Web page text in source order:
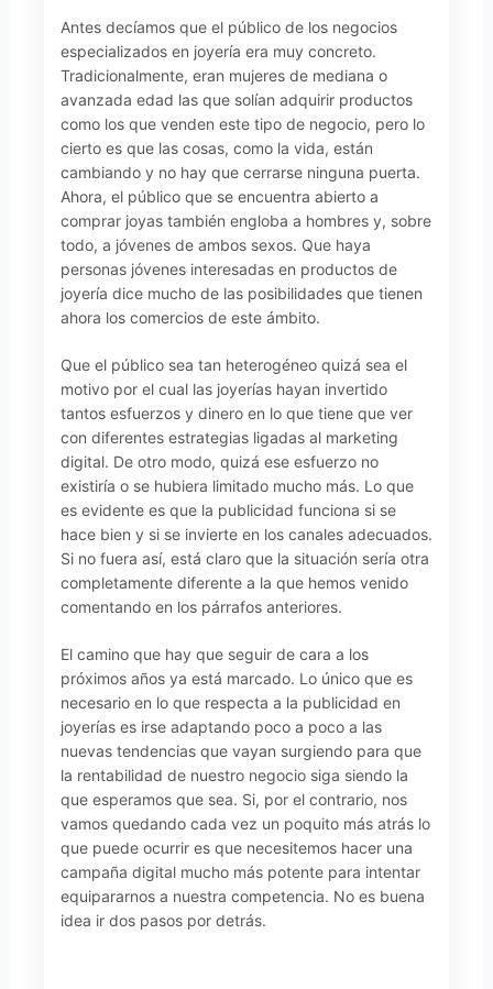
Antes decíamos que el público de los negocios
especializados en joyería era muy concreto.
Tradicionalmente, eran mujeres de mediana o
avanzada edad las que solían adquirir productos
como los que venden este tipo de negocio, pero lo
cierto es que las cosas, como la vida, están
cambiando y no hay que cerrarse ninguna puerta.
Ahora, el público que se encuentra abierto a
comprar joyas también engloba a hombres y, sobre
todo, a jóvenes de ambos sexos. Que haya
personas jóvenes interesadas en productos de
joyería dice mucho de las posibilidades que tienen
ahora los comercios de este ámbito.
Que el público sea tan heterogéneo quizá sea el
motivo por el cual las joyerías hayan invertido
tantos esfuerzos y dinero en lo que tiene que ver
con diferentes estrategias ligadas al marketing
digital. De otro modo, quizá ese esfuerzo no
existiría o se hubiera limitado mucho más. Lo que
es evidente es que la publicidad funciona si se
hace bien y si se invierte en los canales adecuados.
Si no fuera así, está claro que la situación sería otra
completamente diferente a la que hemos venido
comentando en los párrafos anteriores.
El camino que hay que seguir de cara a los
próximos años ya está marcado. Lo único que es
necesario en lo que respecta a la publicidad en
joyerías es irse adaptando poco a poco a las
nuevas tendencias que vayan surgiendo para que
la rentabilidad de nuestro negocio siga siendo la
que esperamos que sea. Si, por el contrario, nos
vamos quedando cada vez un poquito más atrás lo
que puede ocurrir es que necesitemos hacer una
campaña digital mucho más potente para intentar
equipararnos a nuestra competencia. No es buena
idea ir dos pasos por detrás.